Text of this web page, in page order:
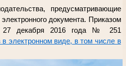
предусматривающие
документа. Приказом
27 декабря 2016 года № 251
электронном виде, в том числе в